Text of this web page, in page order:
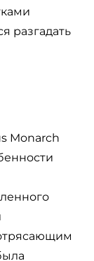
разгадать
Monarch